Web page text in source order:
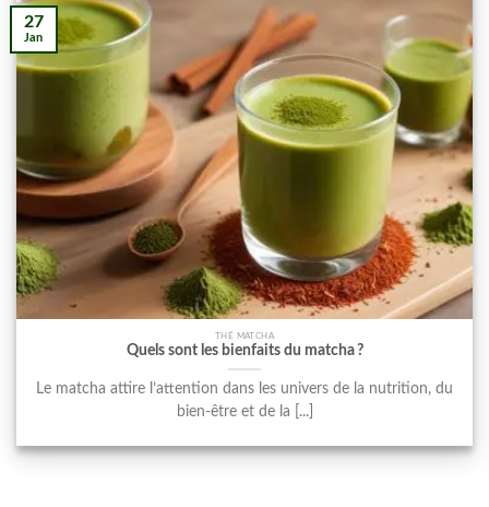
THÉ MATCHA
Quels sont les bienfaits du matcha ?
Le matcha attire l’attention dans les univers de la nutrition, du
bien-être et de la [...]
27
Jan